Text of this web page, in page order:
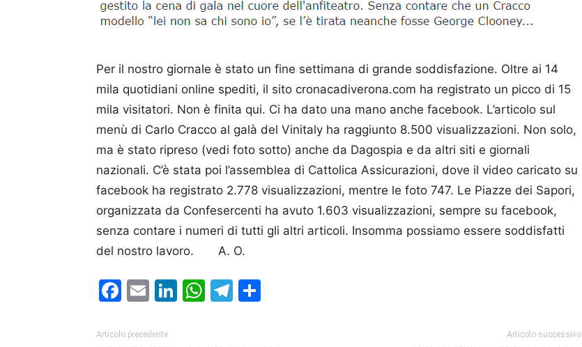
Per il nostro giornale è stato un fine settimana di grande soddisfazione. Oltre ai 14
mila quotidiani online spediti, il sito cronacadiverona.com ha registrato un picco di 15
mila visitatori. Non è finita qui. Ci ha dato una mano anche facebook. L’articolo sul
menù di Carlo Cracco al galà del Vinitaly ha raggiunto 8.500 visualizzazioni. Non solo,
ma è stato ripreso (vedi foto sotto) anche da Dagospia e da altri siti e giornali
nazionali. C’è stata poi l’assemblea di Cattolica Assi­curazioni, dove il video caricato su
facebook ha registrato 2.778 visualizzazioni, mentre le foto 747. Le Piazze dei Sapori,
organizzata da Confesercenti ha avuto 1.603 visualizzazioni, sempre su facebook,
senza contare i numeri di tutti gli altri articoli. Insomma possiamo essere soddisfatti
del nostro lavoro. A. O.
Facebook
EmailLinkedIn
WhatsApp
Telegram
Articolo precedente Articolo successivo